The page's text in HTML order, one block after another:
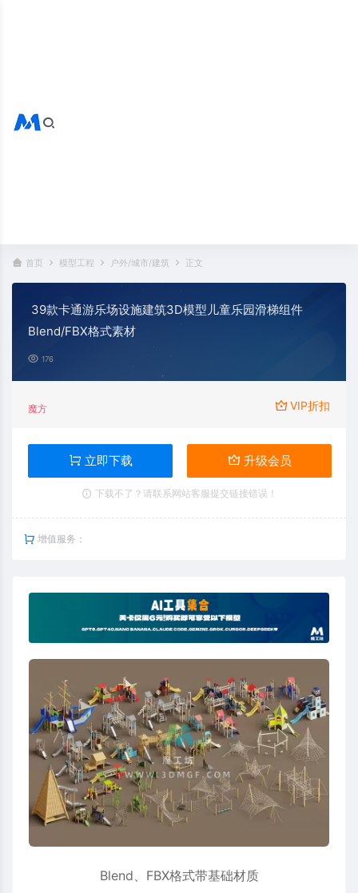
首页 模型工程 户外/城市/建筑 正文
39款卡通游乐场设施建筑3D模型儿童乐园滑梯组件
Blend/FBX格式素材
176
魔方 VIP折扣
立即下载 升级会员
下载不了？请联系网站客服提交链接错误！
增值服务：
Blend、FBX格式带基础材质